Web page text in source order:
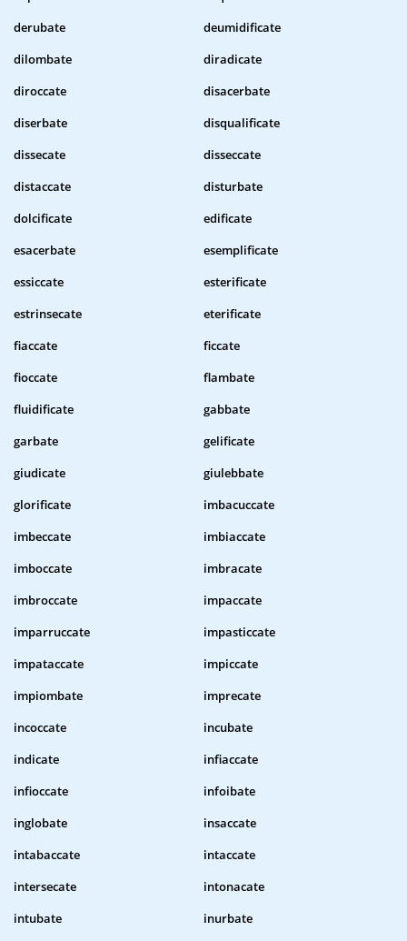
derubate
deumidificate
dilombate
diradicate
diroccate
disacerbate
diserbate
disqualificate
dissecate
disseccate
distaccate
disturbate
dolcificate
edificate
esacerbate
esemplificate
essiccate
esterificate
estrinsecate
eterificate
fiaccate
ficcate
fioccate
flambate
fluidificate
gabbate
garbate
gelificate
giudicate
giulebbate
glorificate
imbacuccate
imbeccate
imbiaccate
imboccate
imbracate
imbroccate
impaccate
imparruccate
impasticcate
impataccate
impiccate
impiombate
imprecate
incoccate
incubate
indicate
infiaccate
infioccate
infoibate
inglobate
insaccate
intabaccate
intaccate
intersecate
intonacate
intubate
inurbate